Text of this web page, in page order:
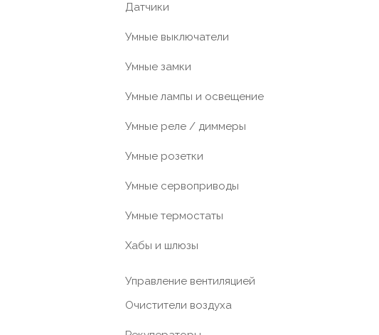
Датчики
Умные выключатели
Умные замки
Умные лампы и освещение
Умные реле / диммеры
Умные розетки
Умные сервоприводы
Умные термостаты
Хабы и шлюзы
Управление вентиляцией
Очистители воздуха